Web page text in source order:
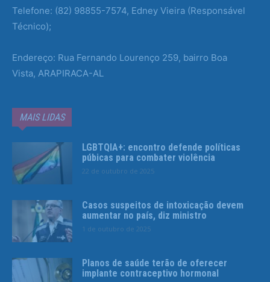
Telefone: (82) 98855-7574, Edney Vieira (Responsável
Técnico);
Endereço: Rua Fernando Lourenço 259, bairro Boa
Vista, ARAPIRACA-AL
MAIS LIDAS
LGBTQIA+: encontro defende políticas
púbicas para combater violência
22 de outubro de 2025
Casos suspeitos de intoxicação devem
aumentar no país, diz ministro
1 de outubro de 2025
Planos de saúde terão de oferecer
implante contraceptivo hormonal